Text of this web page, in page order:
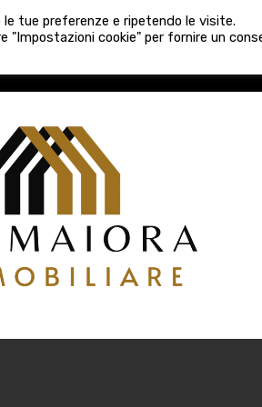
LOCAZIONI ATTIVITÀ
080 3759025
tue preferenze e ripetendo le visite.
cookie" per fornire un